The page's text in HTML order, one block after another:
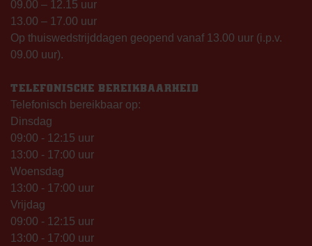
09.00 – 12.15 uur
13.00 – 17.00 uur
Op thuiswedstrijddagen geopend vanaf 13.00 uur (i.p.v.
09.00 uur).
TELEFONISCHE BEREIKBAARHEID
Telefonisch bereikbaar op:
Dinsdag
09:00 - 12:15 uur
13:00 - 17:00 uur
Woensdag
13:00 - 17:00 uur
Vrijdag
09:00 - 12:15 uur
13:00 - 17:00 uur